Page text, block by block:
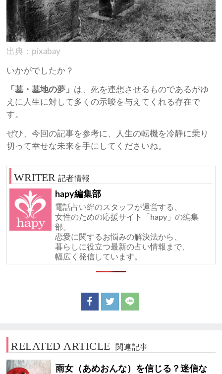
出典：pixabay
いかがでしたか？
「墓・墓地の夢」 は、死を連想させるものであるがゆ
えに人生に対して多くの示唆を与えてくれる存在で
す。
ぜひ、今回の記事を参考に、人生の転機を冷静に乗り
切って幸せな未来を手にしてくださいね。
記者情報
hapy編集部
電話占い絆のスタッフが運営する、
女性のための応援サイト「hapy」の編集
部。
恋愛に関するお悩みの解決法から、
暮らしに役立つ最新の占い情報まで、
幅広く発信しています。
RELATED ARTICLE 関連記事
雨女（あめおんな）を信じる？迷信な